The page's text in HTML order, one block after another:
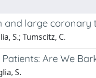
large coronary
S.; Tumscitz, C.
Are We
S.